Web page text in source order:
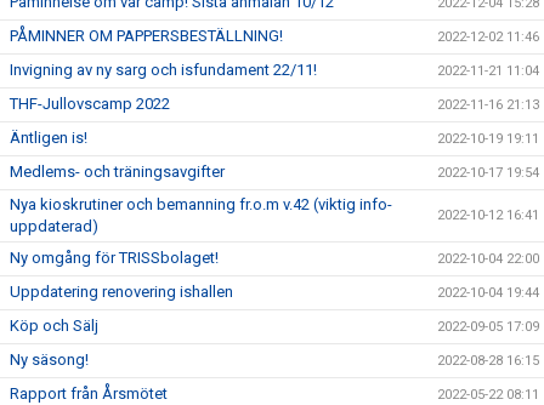
2022-12-04 15:28
PÅMINNER OM PAPPERSBESTÄLLNING! 2022-12-02 11:46
Invigning av ny sarg och isfundament 22/11! 2022-11-21 11:04
THF-Jullovscamp 2022 2022-11-16 21:13
Äntligen is! 2022-10-19 19:11
Medlems- och träningsavgifter 2022-10-17 19:54
Nya kioskrutiner och bemanning fr.o.m v.42 (viktig info-
uppdaterad)
2022-10-12 16:41
Ny omgång för TRISSbolaget! 2022-10-04 22:00
Uppdatering renovering ishallen 2022-10-04 19:44
Köp och Sälj 2022-09-05 17:09
Ny säsong! 2022-08-28 16:15
Rapport från Årsmötet 2022-05-22 08:11